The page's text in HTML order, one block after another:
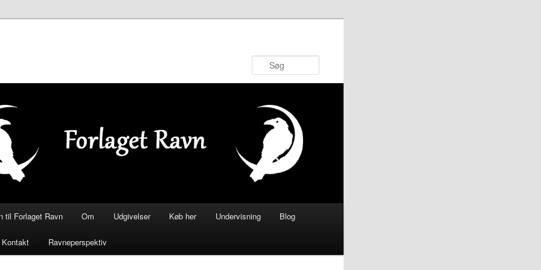
til Forlaget Ravn Om Udgivelser Køb her Undervisning Blog
Kontakt Ravneperspektiv